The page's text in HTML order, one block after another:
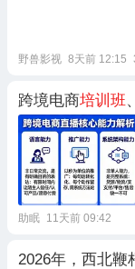
野兽影视 8天前 12:15
跨境电商培训班
助眠 11天前 09:42
2026年，西北鞭